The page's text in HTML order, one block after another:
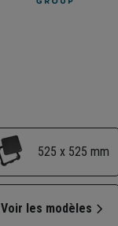
525 x 525 mm
Voir les modèles